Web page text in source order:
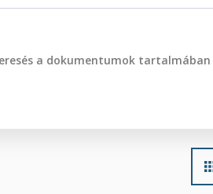
a dokumentumok tartalmában